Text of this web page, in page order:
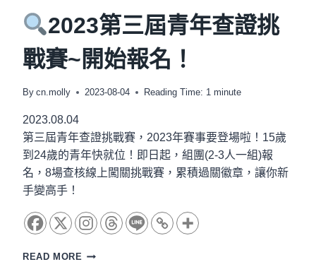
體
養
短
片
「給
我
五
分
2023第三屆青年查證挑
戰賽~開始報名！
By cn.molly 2023-08-04 Reading Time: 1minute
2023.08.04
第三屆青年查證挑戰賽，2023年賽事要登場啦！15歲
到24歲的青年快就位！即日起，組團(2-3人一組)報
名，8場查核線上闖關挑戰賽，累積過關徽章，讓你新
手變高手！
READ MORE